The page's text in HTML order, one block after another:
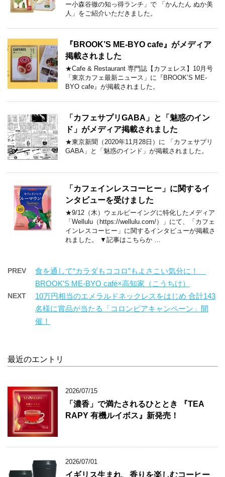
ー小森谷徹の知っ得ランチ」で 「かんたん ぬか美
人」をご紹介いただきました。
『BROOK’S ME-BYO cafe』がメディア
掲載されました
★Cafe & Restaurant 専門誌【カフェレス】10月号
「東京カフェ最新ニュース」に『BROOK’S ME-
BYO cafe』が掲載されました。
「カフェサプリGABA」と「魅惑のイン
ド」がメディア掲載されました
★東京新聞（2020年11月28日）に 「カフェサプリ
GABA」と「魅惑のインド」が掲載されました。
「カフェインレスコーヒー」に関するイ
ンタビューを受けました
★9/12（木）ウェルビーイングに特化したメディア
「Wellulu（https://wellulu.com/）」にて、「カフェ
インレスコーヒー」に関するインタビューが掲載さ
れました。 ▼記事はこちらか …
PREV
食を通して“カラダもココロ”もよさこい気分に！
BROOK'S ME-BYO café×高知家（こうちけ）
NEXT
10万円相当のエメラルドネックレスをはじめ 合計143
名様に賞品が当たる「コロンビアキャンペーン」開
催！
最近のエントリ
2026/07/15
「濃香」で満たされるひととき 『TEA
RAPY 有機ルイボス』新発売！
2026/07/01
イギリス生まれ、香りを楽しむコーヒー